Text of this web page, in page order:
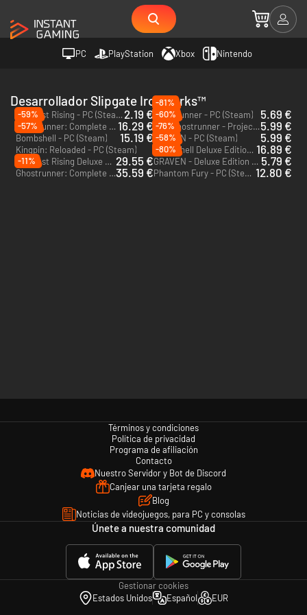
PC PlayStation Xbox Nintendo
Desarrollador Slipgate Ironworks™
Tempest Rising - PC (Steam) 2.19 €
-81%
Ghostrunner - PC (Steam)
5.69 €
-59%
Ghostrunner: Complete Edition - PC (Steam) 16.29 €
-60%
DLC Ghostrunner - Project_Hel - PC (Steam)5.99 €
-57%
Bombshell - PC (Steam)
15.19 €
-76%
GRAVEN - PC (Steam)
5.99 €
Kingpin: Reloaded - PC (Steam)
-58%
Bombshell Deluxe Edition - PC (Steam) 16.89 €
Tempest Rising Deluxe Edition - PC (Steam) 29.55 €
-80%
GRAVEN - Deluxe Edition - PC (Steam) 5.79 €
-11%
Ghostrunner: Complete Edition - Xbox One & Xbox Series X|S35.59 € Phantom Fury - PC (Steam) 12.80 €
Términos y condiciones
Política de privacidad
Programa de afiliación
Contacto
Nuestro Servidor y Bot de Discord
Canjear una tarjeta regalo
Blog
Noticias de videojuegos, para PC y consolas
Únete a nuestra comunidad
Gestionar cookies
Estados Unidos
Español EUR